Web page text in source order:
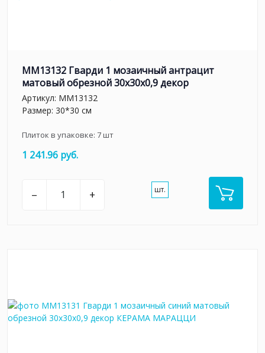
MM13132 Гварди 1 мозаичный антрацит
матовый обрезной 30x30x0,9 декор
Артикул: MM13132
Размер: 30*30 см
Плиток в упаковке: 7шт
1 241.96 руб.
– + шт.